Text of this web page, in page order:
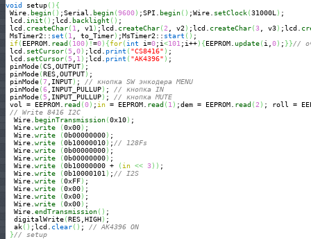
void setup( ) {
Wire. begin( ) ;Serial. begin(9600) ;SPI. begin( ) ;Wire. setClock(31000L ) ;
lcd. init ( ) ;lcd. backlight ( ) ;
lcd. createChar( 1 , v1 ) ;lcd. createChar(2 , v2 ) ;lcd. createChar(3 , v3) ;lcd.
MsTimer2:: set ( 1 , to_Timer) ;MsTimer2:: start ( ) ;
if( EEPROM. read ( 100) !=0) {for( int i=0;i<101 ;i++) {EEPROM. update( i, 0) ; }}//
lcd. setCursor( 5 0) ;lcd. print ( "CS8416" ) ;
lcd. setCursor( 5 1 ) ;lcd. print ( "AK4396" ) ;
pinMode(CS,OUTPUT) ;
pinMode(RES,OUTPUT) ;
pinMode(7 ,INPUT) ; // кнопка SW энкодера MENU
pinMode(6 ,INPUT_PULLUP) ; // кнопка IN
pinMode( 5 ,INPUT_PULLUP) ; // кнопка MUTE
vol = EEPROM. read (0) ; in = EEPROM. read ( 1 ) ;dem = EEPROM. read (2 ) ; roll =
// Write 8416 I2C
  Wire.
beginTransmission(0x10) ;
  Wire.
write (0x00) ;
  Wire.
write (0b00000000) ;
  Wire.
write (0b10000010) ; // 128Fs
  Wire.
write (0b00000000) ;
  Wire.
write (0b00000000) ;
  Wire.
write (0b10000000 + ( in << 3) ) ;
  Wire.
write (0b10000101 ) ; // I2S
  Wire.
write (0xFF) ;
  Wire.
write (0x00) ;
  Wire.
write (0x00) ;
  Wire.
write (0x00) ;
  Wire.
endTransmission( ) ;
  digitalWrite
(RES,HIGH) ;
  ak
( ) ;lcd. clear( ) ; // AK4396 ON
}// setup